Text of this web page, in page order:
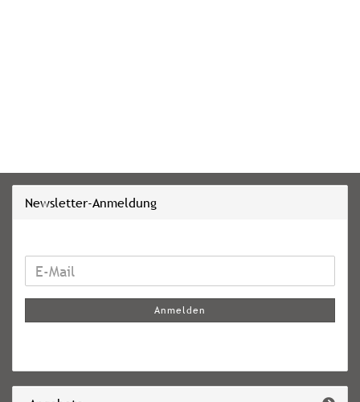
Newsletter-Anmeldung
WEITER
ZUR
ANMELDUNG
E-
Anmelden